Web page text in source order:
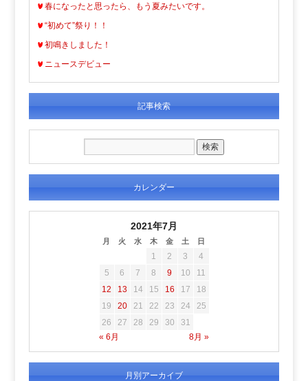
春になったと思ったら、もう夏みたいです。
“初めて”祭り！！
初鳴きしました！
ニュースデビュー
記事検索
カレンダー
2021年7月
月 火 水 木 金 土 日
« 6月 8月 »
1 2 3
4
5
6 7 8 9 10
11
12
13 14 15 16 17
18
19
20 21 22 23 24
25
26
27 28 29 30 31
月別アーカイブ